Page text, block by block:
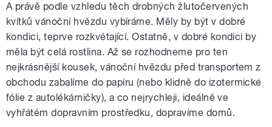
A právě podle vzhledu těch drobných žlutočervených
kvítků vánoční hvězdu vybíráme. Měly by být v dobré
kondici, teprve rozkvétající. Ostatně, v dobré kondici by
měla být celá rostlina. Až se rozhodneme pro ten
nejkrásnější kousek, vánoční hvězdu před transportem z
obchodu zabalíme do papíru (nebo klidně do izotermické
fólie z autolékárničky), a co nejrychleji, ideálně ve
vyhřátém dopravním prostředku, dopravíme domů.